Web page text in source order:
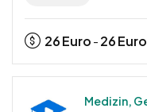
26Euro - 26Euro
Medizin,